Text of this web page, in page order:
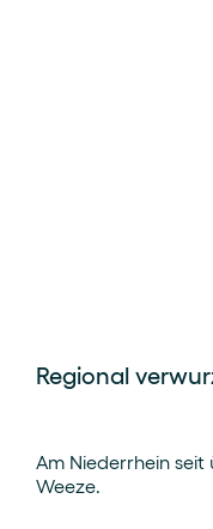
Regional
Am Niederrhein seit
Weeze.